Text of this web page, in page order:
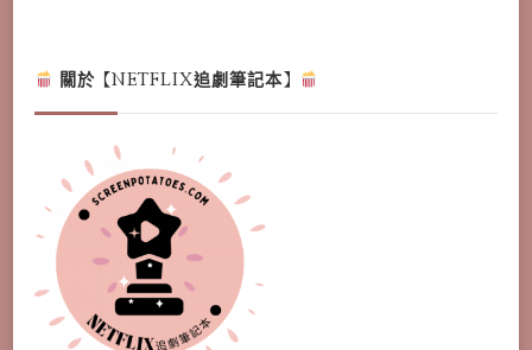
關於【NETFLIX追劇筆記本】